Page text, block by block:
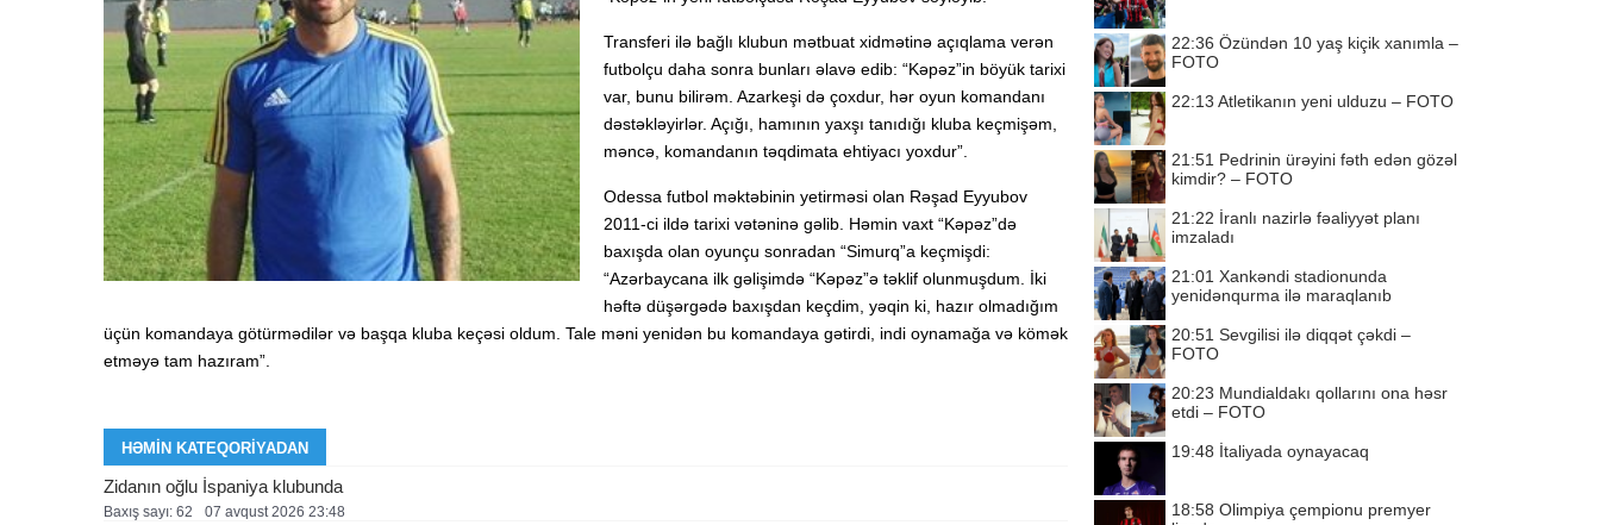
Transferi ilə bağlı klubun mətbuat xidmətinə açıqlama verən
futbolçu daha sonra bunları əlavə edib: “Kəpəz”in böyük tarixi
var, bunu bilirəm. Azarkeşi də çoxdur, hər oyun komandanı
dəstəkləyirlər. Açığı, hamının yaxşı tanıdığı kluba keçmişəm,
məncə, komandanın təqdimata ehtiyacı yoxdur”.
Odessa futbol məktəbinin yetirməsi olan Rəşad Eyyubov
2011-ci ildə tarixi vətəninə gəlib. Həmin vaxt “Kəpəz”də
baxışda olan oyunçu sonradan “Simurq”a keçmişdi:
“Azərbaycana ilk gəlişimdə “Kəpəz”ə təklif olunmuşdum. İki
həftə düşərgədə baxışdan keçdim, yəqin ki, hazır olmadığım
üçün komandaya götürmədilər və başqa kluba keçəsi oldum. Tale məni yenidən bu komandaya gətirdi, indi oynamağa və kömək
etməyə tam hazıram”.
HƏMIN KATEQORIYADAN
Zidanın oğlu İspaniya klubunda
Baxış sayı: 62 07 avqust 2026 23:48
22:36 Özündən 10 yaş kiçik xanımla –
FOTO
22:13 Atletikanın yeni ulduzu – FOTO
21:51 Pedrinin ürəyini fəth edən gözəl
kimdir? – FOTO
21:22 İranlı nazirlə fəaliyyət planı
imzaladı
21:01 Xankəndi stadionunda
yenidənqurma ilə maraqlanıb
20:51 Sevgilisi ilə diqqət çəkdi –
FOTO
20:23 Mundialdakı qollarını ona həsr
etdi – FOTO
19:48 İtaliyada oynayacaq
18:58 Olimpiya çempionu premyer